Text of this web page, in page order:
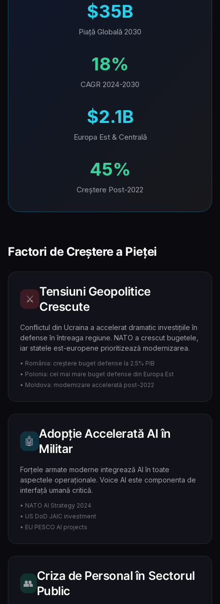
$35B
Piață Globală 2030
18%
CAGR 2024-2030
$2.1B
Europa Est & Centrală
45%
Creștere Post-2022
Factori de Creștere a Pieței
⚔️
Tensiuni Geopolitice
Crescute
Conflictul din Ucraina a accelerat dramatic investițiile în
defense în întreaga regiune. NATO a crescut bugetele,
iar statele est-europene prioritizează modernizarea.
• România: creștere buget defense la 2.5% PIB
• Polonia: cel mai mare buget defense din Europa Est
• Moldova: modernizare accelerată post-2022
🤖
Adopție Accelerată AI în
Militar
Forțele armate moderne integrează AI în toate
aspectele operaționale. Voice AI este componenta de
interfață umană critică.
• NATO AI Strategy 2024
• US DoD JAIC investment
• EU PESCO AI projects
👥
Criza de Personal în Sectorul
Public